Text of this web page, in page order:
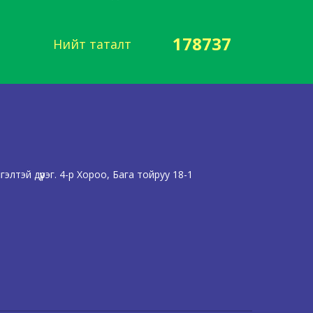
Нийт таталт 178737
дүүрэг. 4-р Хороо, Бага тойруу 18-1